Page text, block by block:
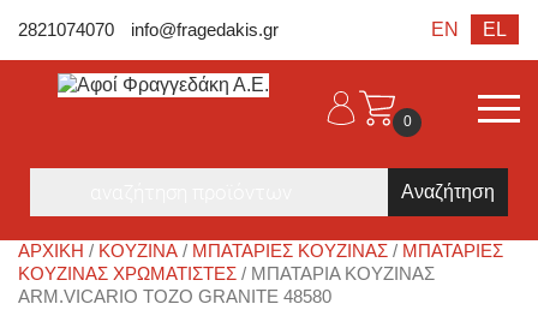
2821074070 info@fragedakis.gr EN EL
0
ΑΡΧΙΚΉ / ΚΟΥΖΙΝΑ / ΜΠΑΤΑΡΊΕΣ ΚΟΥΖΊΝΑΣ / ΜΠΑΤΑΡΊΕΣ
ΚΟΥΖΊΝΑΣ ΧΡΩΜΑΤΙΣΤΈΣ / ΜΠΑΤΑΡΊΑ ΚΟΥΖΊΝΑΣ
ARM.VICARIO TOZO GRANITE 48580